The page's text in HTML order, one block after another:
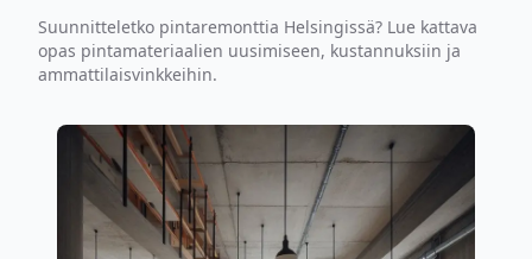
Suunnitteletko pintaremonttia Helsingissä? Lue kattava
opas pintamateriaalien uusimiseen, kustannuksiin ja
ammattilaisvinkkeihin.